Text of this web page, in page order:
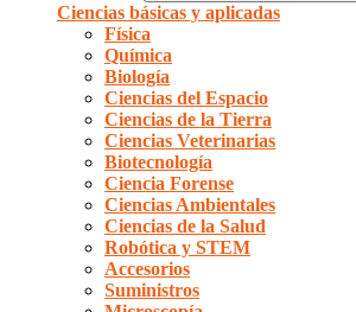
Ciencias básicas y aplicadas
Física
Química
Biología
Ciencias del Espacio
Ciencias de la Tierra
Ciencias Veterinarias
Biotecnología
Ciencia Forense
Ciencias Ambientales
Ciencias de la Salud
Robótica y STEM
Accesorios
Suministros